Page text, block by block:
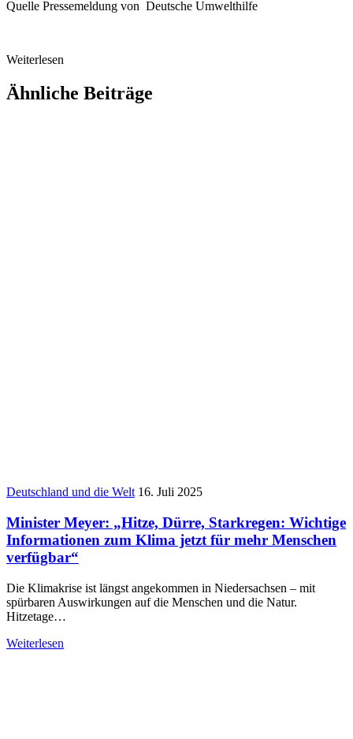
Quelle Pressemeldung von Deutsche Umwelthilfe
Weiterlesen
Ähnliche Beiträge
Deutschland und die Welt 16. Juli 2025
Minister Meyer: „Hitze, Dürre, Starkregen: Wichtige
Informationen zum Klima jetzt für mehr Menschen
verfügbar“
Die Klimakrise ist längst angekommen in Niedersachsen – mit
spürbaren Auswirkungen auf die Menschen und die Natur.
Hitzetage…
Weiterlesen